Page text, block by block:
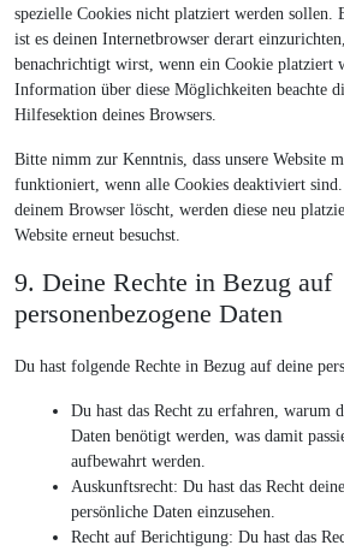
spezielle Cookies nicht platziert werden sollen.
ist es deinen Internetbrowser derart
benachrichtigt wirst, wenn ein Cookie platziert
Information über diese Möglichkeiten beachte
Hilfesektion deines Browsers.
Bitte nimm zur Kenntnis, dass unsere Website
funktioniert, wenn alle Cookies deaktiviert
deinem Browser löscht, werden diese neu
Website erneut besuchst.
9. Deine Rechte in Bezug auf
personenbezogene Daten
Du hast folgende Rechte in Bezug auf deine
Du hast das Recht zu erfahren, warum
Daten benötigt werden, was damit
aufbewahrt werden.
Auskunftsrecht: Du hast das Recht
persönliche Daten einzusehen.
Recht auf Berichtigung: Du hast das